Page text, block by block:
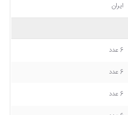
ایران
6 عدد
6 عدد
6 عدد